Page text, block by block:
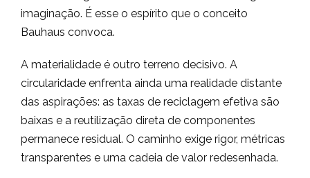
imaginação. É esse o espírito que o conceito
Bauhaus convoca.
A materialidade é outro terreno decisivo. A
circularidade enfrenta ainda uma realidade distante
das aspirações: as taxas de reciclagem efetiva são
baixas e a reutilização direta de componentes
permanece residual. O caminho exige rigor, métricas
transparentes e uma cadeia de valor redesenhada.